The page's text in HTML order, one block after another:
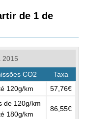
de 1 de
2015
CO2
Taxa
120g/km
57,76€
de 120g/km
180g/km
86,55€